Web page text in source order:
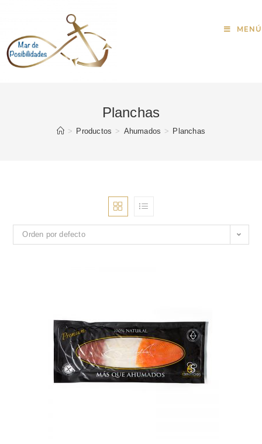
MENÚ
Planchas
> Productos > Ahumados > Planchas
Orden por defecto